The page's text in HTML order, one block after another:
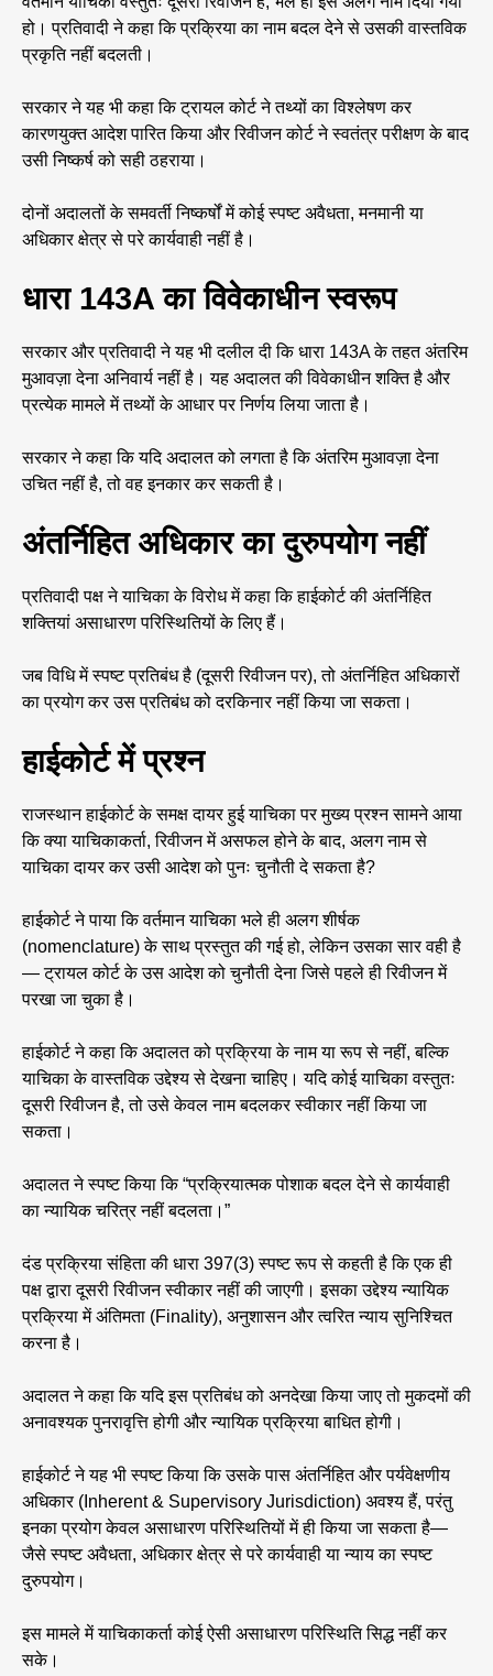
हो। प्रतिवादी ने कहा कि प्रक्रिया का नाम बदल देने से उसकी वास्तविक
प्रकृति नहीं बदलती।
सरकार ने यह भी कहा कि ट्रायल कोर्ट ने तथ्यों का विश्लेषण कर
कारणयुक्त आदेश पारित किया और रिवीजन कोर्ट ने स्वतंत्र परीक्षण के बाद
उसी निष्कर्ष को सही ठहराया।
दोनों अदालतों के समवर्ती निष्कर्षों में कोई स्पष्ट अवैधता, मनमानी या
अधिकार क्षेत्र से परे कार्यवाही नहीं है।
धारा 143A का विवेकाधीन स्वरूप
सरकार और प्रतिवादी ने यह भी दलील दी कि धारा 143A के तहत अंतरिम
मुआवज़ा देना अनिवार्य नहीं है। यह अदालत की विवेकाधीन शक्ति है और
प्रत्येक मामले में तथ्यों के आधार पर निर्णय लिया जाता है।
सरकार ने कहा कि यदि अदालत को लगता है कि अंतरिम मुआवज़ा देना
उचित नहीं है, तो वह इनकार कर सकती है।
अंतर्निहित अधिकार का दुरुपयोग नहीं
प्रतिवादी पक्ष ने याचिका के विरोध में कहा कि हाईकोर्ट की अंतर्निहित
शक्तियां असाधारण परिस्थितियों के लिए हैं।
जब विधि में स्पष्ट प्रतिबंध है (दूसरी रिवीजन पर), तो अंतर्निहित अधिकारों
का प्रयोग कर उस प्रतिबंध को दरकिनार नहीं किया जा सकता।
हाईकोर्ट में प्रश्न
राजस्थान हाईकोर्ट के समक्ष दायर हुई याचिका पर मुख्य प्रश्न सामने आया
कि क्या याचिकाकर्ता, रिवीजन में असफल होने के बाद, अलग नाम से
याचिका दायर कर उसी आदेश को पुनः चुनौती दे सकता है?
हाईकोर्ट ने पाया कि वर्तमान याचिका भले ही अलग शीर्षक
(nomenclature) के साथ प्रस्तुत की गई हो, लेकिन उसका सार वही है
— ट्रायल कोर्ट के उस आदेश को चुनौती देना जिसे पहले ही रिवीजन में
परखा जा चुका है।
हाईकोर्ट ने कहा कि अदालत को प्रक्रिया के नाम या रूप से नहीं, बल्कि
याचिका के वास्तविक उद्देश्य से देखना चाहिए। यदि कोई याचिका वस्तुतः
दूसरी रिवीजन है, तो उसे केवल नाम बदलकर स्वीकार नहीं किया जा
सकता।
अदालत ने स्पष्ट किया कि “प्रक्रियात्मक पोशाक बदल देने से कार्यवाही
का न्यायिक चरित्र नहीं बदलता।”
दंड प्रक्रिया संहिता की धारा 397(3) स्पष्ट रूप से कहती है कि एक ही
पक्ष द्वारा दूसरी रिवीजन स्वीकार नहीं की जाएगी। इसका उद्देश्य न्यायिक
प्रक्रिया में अंतिमता (Finality), अनुशासन और त्वरित न्याय सुनिश्चित
करना है।
अदालत ने कहा कि यदि इस प्रतिबंध को अनदेखा किया जाए तो मुकदमों की
अनावश्यक पुनरावृत्ति होगी और न्यायिक प्रक्रिया बाधित होगी।
हाईकोर्ट ने यह भी स्पष्ट किया कि उसके पास अंतर्निहित और पर्यवेक्षणीय
अधिकार (Inherent & Supervisory Jurisdiction) अवश्य हैं, परंतु
इनका प्रयोग केवल असाधारण परिस्थितियों में ही किया जा सकता है—
जैसे स्पष्ट अवैधता, अधिकार क्षेत्र से परे कार्यवाही या न्याय का स्पष्ट
दुरुपयोग।
इस मामले में याचिकाकर्ता कोई ऐसी असाधारण परिस्थिति सिद्ध नहीं कर
सके।